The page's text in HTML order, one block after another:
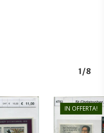
1/8
IN OFFERTA!